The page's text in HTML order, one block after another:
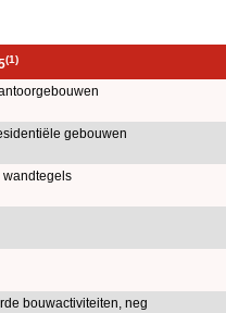
(1)
gebouwen
bouwactiviteiten, neg